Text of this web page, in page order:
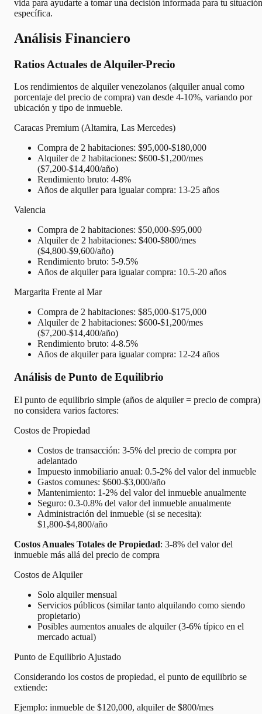
vida para ayudarte a tomar una decisión informada para tu situación
específica.
Análisis Financiero
Ratios Actuales de Alquiler-Precio
Los rendimientos de alquiler venezolanos (alquiler anual como
porcentaje del precio de compra) van desde 4-10%, variando por
ubicación y tipo de inmueble.
Caracas Premium (Altamira, Las Mercedes)
Compra de 2 habitaciones: $95,000-$180,000
Alquiler de 2 habitaciones: $600-$1,200/mes
($7,200-$14,400/año)
Rendimiento bruto: 4-8%
Años de alquiler para igualar compra: 13-25 años
Valencia
Compra de 2 habitaciones: $50,000-$95,000
Alquiler de 2 habitaciones: $400-$800/mes
($4,800-$9,600/año)
Rendimiento bruto: 5-9.5%
Años de alquiler para igualar compra: 10.5-20 años
Margarita Frente al Mar
Compra de 2 habitaciones: $85,000-$175,000
Alquiler de 2 habitaciones: $600-$1,200/mes
($7,200-$14,400/año)
Rendimiento bruto: 4-8.5%
Años de alquiler para igualar compra: 12-24 años
Análisis de Punto de Equilibrio
El punto de equilibrio simple (años de alquiler = precio de compra)
no considera varios factores:
Costos de Propiedad
Costos de transacción: 3-5% del precio de compra por
adelantado
Impuesto inmobiliario anual: 0.5-2% del valor del inmueble
Gastos comunes: $600-$3,000/año
Mantenimiento: 1-2% del valor del inmueble anualmente
Seguro: 0.3-0.8% del valor del inmueble anualmente
Administración del inmueble (si se necesita):
$1,800-$4,800/año
Costos Anuales Totales de Propiedad: 3-8% del valor del
inmueble más allá del precio de compra
Costos de Alquiler
Solo alquiler mensual
Servicios públicos (similar tanto alquilando como siendo
propietario)
Posibles aumentos anuales de alquiler (3-6% típico en el
mercado actual)
Punto de Equilibrio Ajustado
Considerando los costos de propiedad, el punto de equilibrio se
extiende:
Ejemplo: inmueble de $120,000, alquiler de $800/mes